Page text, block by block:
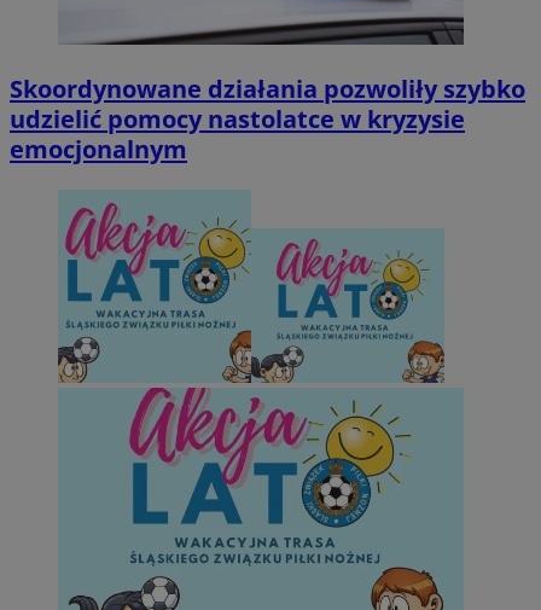
Skoordynowane działania pozwoliły szybko
udzielić pomocy nastolatce w kryzysie
emocjonalnym